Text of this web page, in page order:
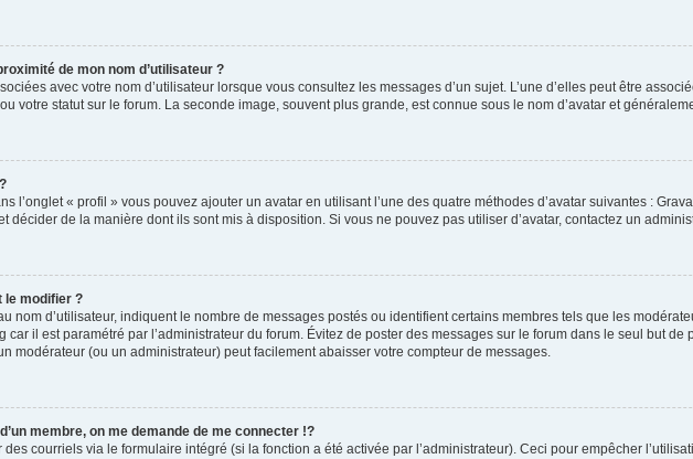
de mon nom d’utilisateur ?
avec votre nom d’utilisateur lorsque vous consultez les messages d’un sujet. L’une d’elles peut être
votre statut sur le forum. La seconde image, souvent plus grande, est connue sous le nom d’avatar et
l’onglet « profil » vous pouvez ajouter un avatar en utilisant l’une des quatre méthodes d’avatar suivantes :
décider de la manière dont ils sont mis à disposition. Si vous ne pouvez pas utiliser d’avatar, contactez un
le modifier ?
nom d’utilisateur, indiquent le nombre de messages postés ou identifient certains membres tels que les
car il est paramétré par l’administrateur du forum. Évitez de poster des messages sur le forum dans le seul but
modérateur (ou un administrateur) peut facilement abaisser votre compteur de messages.
membre, on me demande de me connecter !?
des courriels via le formulaire intégré (si la fonction a été activée par l’administrateur). Ceci pour empêcher